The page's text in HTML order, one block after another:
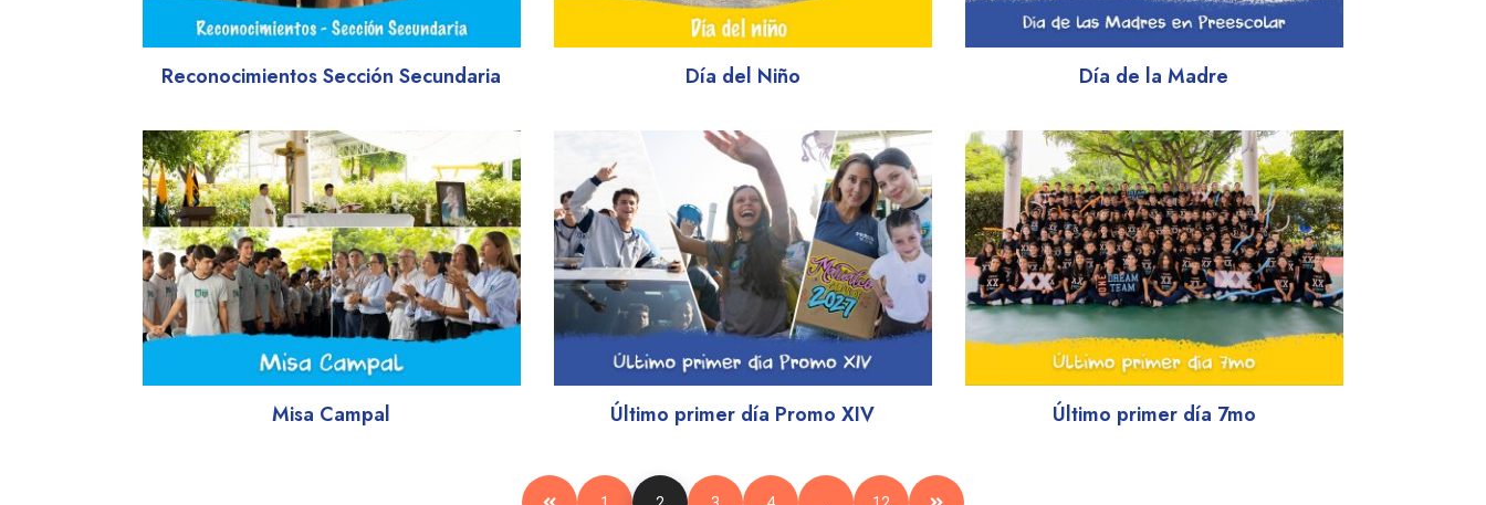
Reconocimientos Sección Secundaria Día del Niño Día de la Madre
Misa Campal Último primer día Promo XIV Último primer día 7mo